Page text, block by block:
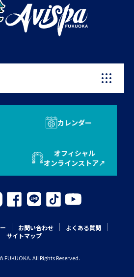
カレンダー
オフィシャル
オンラインストア
お問い合わせ
よくある質問
サイトマップ
FUKUOKA. All Rights Reserved.